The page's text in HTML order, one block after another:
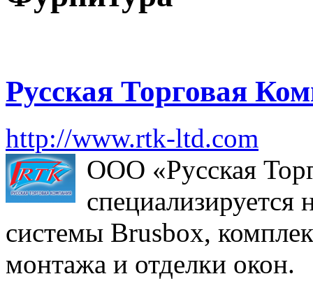
Русская Торговая
http://www.rtk-ltd.com
ООО «Русская
специализируется
системы Brusbox,
монтажа и отделки окон.